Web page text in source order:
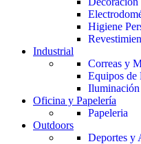
Higiene
Industrial
Correas y
Equipos de
Iluminación
Oficina y Papelería
Papeleria
Outdoors
Deportes y